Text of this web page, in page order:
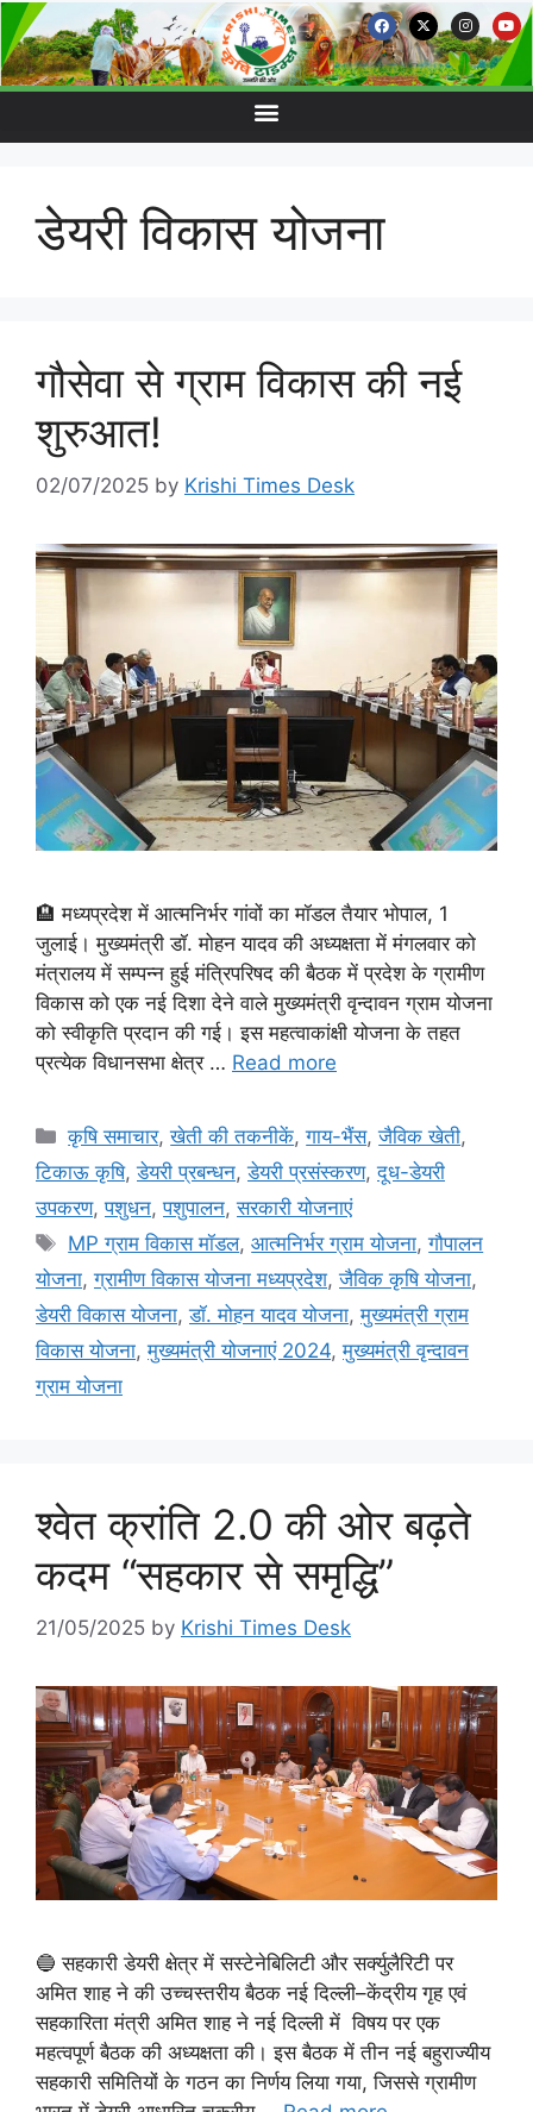
डेयरी विकास योजना
गौसेवा से ग्राम विकास की नई
शुरुआत!
02/07/2025 by Krishi Times Desk
🏨 मध्यप्रदेश में आत्मनिर्भर गांवों का मॉडल तैयार भोपाल, 1
जुलाई। मुख्यमंत्री डॉ. मोहन यादव की अध्यक्षता में मंगलवार को
मंत्रालय में सम्पन्न हुई मंत्रिपरिषद की बैठक में प्रदेश के ग्रामीण
विकास को एक नई दिशा देने वाले मुख्यमंत्री वृन्दावन ग्राम योजना
को स्वीकृति प्रदान की गई। इस महत्वाकांक्षी योजना के तहत
प्रत्येक विधानसभा क्षेत्र … Read more
कृषि समाचार,खेती की तकनीकें,गाय-भैंस,जैविक खेती,
टिकाऊ कृषि,डेयरी प्रबन्धन,डेयरी प्रसंस्करण,दूध-डेयरी
उपकरण,पशुधन,पशुपालन,सरकारी योजनाएं
MP ग्राम विकास मॉडल,आत्मनिर्भर ग्राम योजना,गौपालन
योजना,ग्रामीण विकास योजना मध्यप्रदेश,जैविक कृषि योजना,
डेयरी विकास योजना,डॉ. मोहन यादव योजना,मुख्यमंत्री ग्राम
विकास योजना,मुख्यमंत्री योजनाएं 2024,मुख्यमंत्री वृन्दावन
ग्राम योजना
श्वेत क्रांति 2.0 की ओर बढ़ते
कदम “सहकार से समृद्धि”
21/05/2025 by Krishi Times Desk
🔵 सहकारी डेयरी क्षेत्र में सस्टेनेबिलिटी और सर्क्युलैरिटी पर
अमित शाह ने की उच्चस्तरीय बैठक नई दिल्ली–केंद्रीय गृह एवं
सहकारिता मंत्री अमित शाह ने नई दिल्ली में विषय पर एक
महत्वपूर्ण बैठक की अध्यक्षता की। इस बैठक में तीन नई बहुराज्यीय
सहकारी समितियों के गठन का निर्णय लिया गया, जिससे ग्रामीण